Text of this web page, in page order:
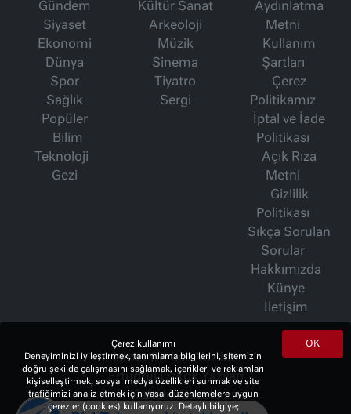
Gündem
Siyaset
Ekonomi
Dünya
Spor
Sağlık
Popüler
Bilim
Teknoloji
Gezi
Kültür Sanat
Arkeoloji
Müzik
Sinema
Tiyatro
Sergi
Aydınlatma
Metni
Kullanım
Şartları
Çerez
Politikamız
İptal ve İade
Politikası
Açık Rıza
Metni
Gizlilik
Politikası
Sıkça Sorulan
Sorular
Hakkımızda
Künye
İletişim
İsmet Berkan Yazıları
Ertuğrul Özkök Yazıları
Haftalık Gazete
OK
Çerez kullanımı
Deneyiminizi iyileştirmek, tanımlama bilgilerini, sitemizin
doğru şekilde çalışmasını sağlamak, içerikleri ve reklamları
kişiselleştirmek, sosyal medya özellikleri sunmak ve site
trafiğimizi analiz etmek için yasal düzenlemelere uygun
çerezler (cookies) kullanıyoruz. Detaylı bilgiye;